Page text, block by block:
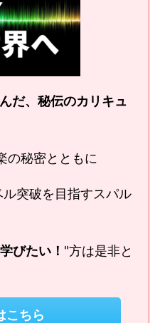
だ、秘伝のカリキュ
の秘密とともに
突破を目指すスパル
びたい！ "方は是非と
こちら